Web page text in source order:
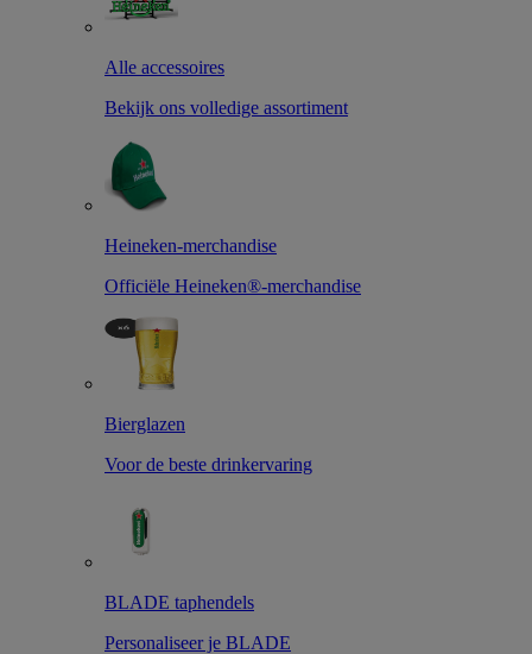
Alle accessoires
Bekijk ons volledige assortiment
Heineken-merchandise
Officiële Heineken®-merchandise
Bierglazen
Voor de beste drinkervaring
BLADE taphendels
Personaliseer je BLADE